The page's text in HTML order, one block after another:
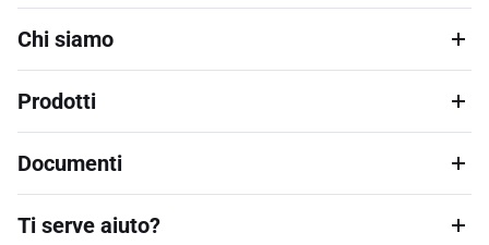
Chi siamo
Prodotti
Documenti
Ti serve aiuto?